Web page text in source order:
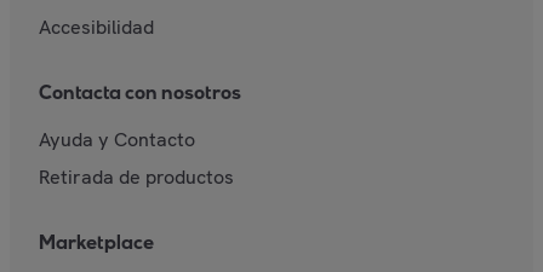
Accesibilidad
Contacta con nosotros
Ayuda y Contacto
Retirada de productos
Marketplace